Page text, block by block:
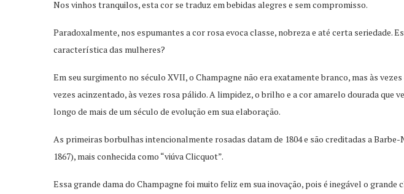
Nos vinhos tranquilos, esta cor se traduz em bebidas alegres e sem compromisso.
Paradoxalmente, nos espumantes a cor rosa evoca classe, nobreza e até certa seriedade.
característica das mulheres?
Em seu surgimento no século XVII, o Champagne não era exatamente branco, mas às
vezes acinzentado, às vezes rosa pálido. A limpidez, o brilho e a cor amarelo dourada que
longo de mais de um século de evolução em sua elaboração.
As primeiras borbulhas intencionalmente rosadas datam de 1804 e são creditadas a
1867), mais conhecida como “viúva Clicquot”.
Essa grande dama do Champagne foi muito feliz em sua inovação, pois é inegável o grande